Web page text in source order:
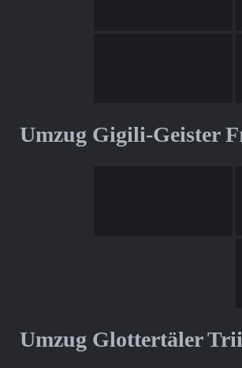
Umzug Gigili-Geister
Umzug Glottertäler